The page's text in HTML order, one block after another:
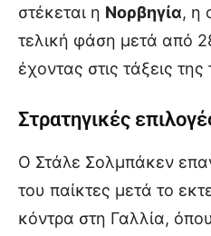
στέκεται η Νορβηγία, η
τελική φάση μετά από
έχοντας στις τάξεις της
Στρατηγικές
Ο Στάλε Σολμπάκεν
του παίκτες μετά το
κόντρα στη Γαλλία,